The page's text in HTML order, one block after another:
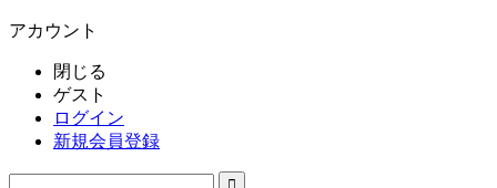
アカウント
閉じる
ゲスト
ログイン
新規会員登録